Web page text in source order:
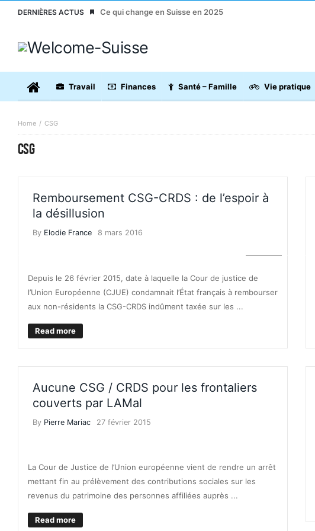
DERNIÈRES ACTUS Ce qui change en Suisse en 2025
Travail Finances Santé – Famille Vie pratique
Home CSG
CSG
Remboursement CSG-CRDS : de l’espoir à
la désillusion
By Elodie France 8 mars 2016
Depuis le 26 février 2015, date à laquelle la Cour de justice de
l’Union Européenne (CJUE) condamnait l’État français à rembourser
aux non-résidents la CSG-CRDS indûment taxée sur les ...
Read more
Aucune CSG / CRDS pour les frontaliers
couverts par LAMal
By Pierre Mariac 27 février 2015
La Cour de Justice de l’Union européenne vient de rendre un arrêt
mettant fin au prélèvement des contributions sociales sur les
revenus du patrimoine des personnes affiliées auprès ...
Read more